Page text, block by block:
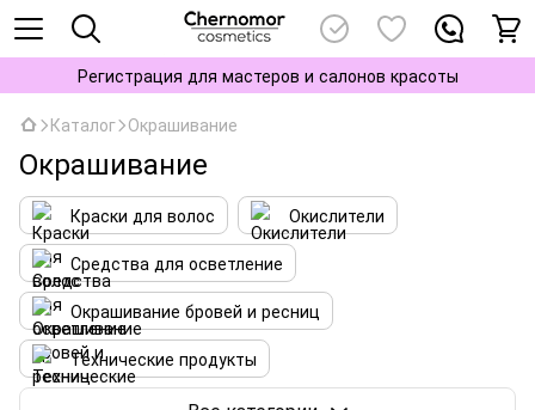
Регистрация для мастеров и салонов красоты
Каталог Окрашивание
Окрашивание
Краски для волос
Окислители
Средства для осветление
Окрашивание бровей и ресниц
Технические продукты